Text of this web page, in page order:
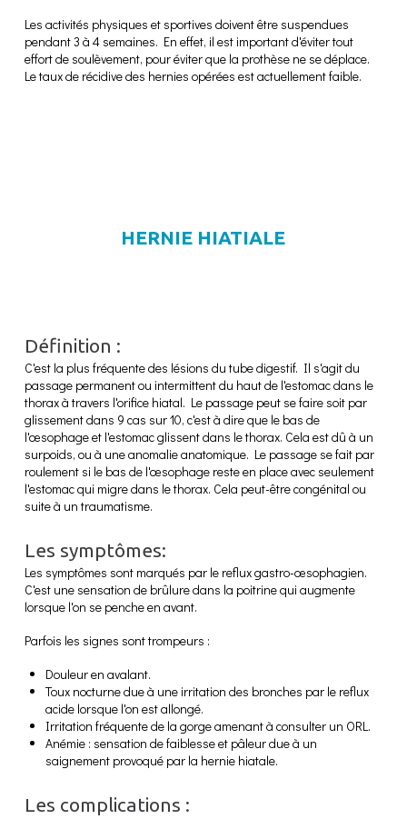
Les activités physiques et sportives doivent être suspendues
pendant 3 à 4 semaines. En effet, il est important d'éviter tout
effort de soulèvement, pour éviter que la prothèse ne se déplace.
Le taux de récidive des hernies opérées est actuellement faible.
HERNIE HIATIALE
Définition :
C'est la plus fréquente des lésions du tube digestif. Il s'agit du
passage permanent ou intermittent du haut de l'estomac dans le
thorax à travers l'orifice hiatal. Le passage peut se faire soit par
glissement dans 9 cas sur 10, c'est à dire que le bas de
l'œsophage et l'estomac glissent dans le thorax. Cela est dû à un
surpoids, ou à une anomalie anatomique. Le passage se fait par
roulement si le bas de l'œsophage reste en place avec seulement
l'estomac qui migre dans le thorax. Cela peut-être congénital ou
suite à un traumatisme.
Les symptômes:
Les symptômes sont marqués par le reflux gastro-œsophagien.
C'est une sensation de brûlure dans la poitrine qui augmente
lorsque l'on se penche en avant.
Parfois les signes sont trompeurs :
Douleur en avalant.
Toux nocturne due à une irritation des bronches par le reflux
acide lorsque l'on est allongé.
Irritation fréquente de la gorge amenant à consulter un ORL.
Anémie : sensation de faiblesse et pâleur due à un
saignement provoqué par la hernie hiatale.
Les complications :